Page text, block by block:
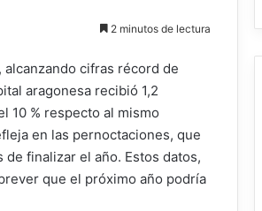
2 minutos de lectura
cifras récord de
aragonesa recibió 1,2
10 % respecto al mismo
en las pernoctaciones, que
de finalizar el año. Estos datos,
que el próximo año podría